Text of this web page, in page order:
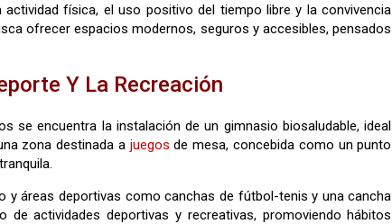
física, el uso positivo del tiempo libre y la convivencia
ofrecer espacios modernos, seguros y accesibles, pensados
Y La Recreación
se encuentra la instalación de un gimnasio biosaludable, ideal
zona destinada a juegos de mesa, concebida como un punto
y áreas deportivas como canchas de fútbol-tenis y una cancha
actividades deportivas y recreativas, promoviendo hábitos